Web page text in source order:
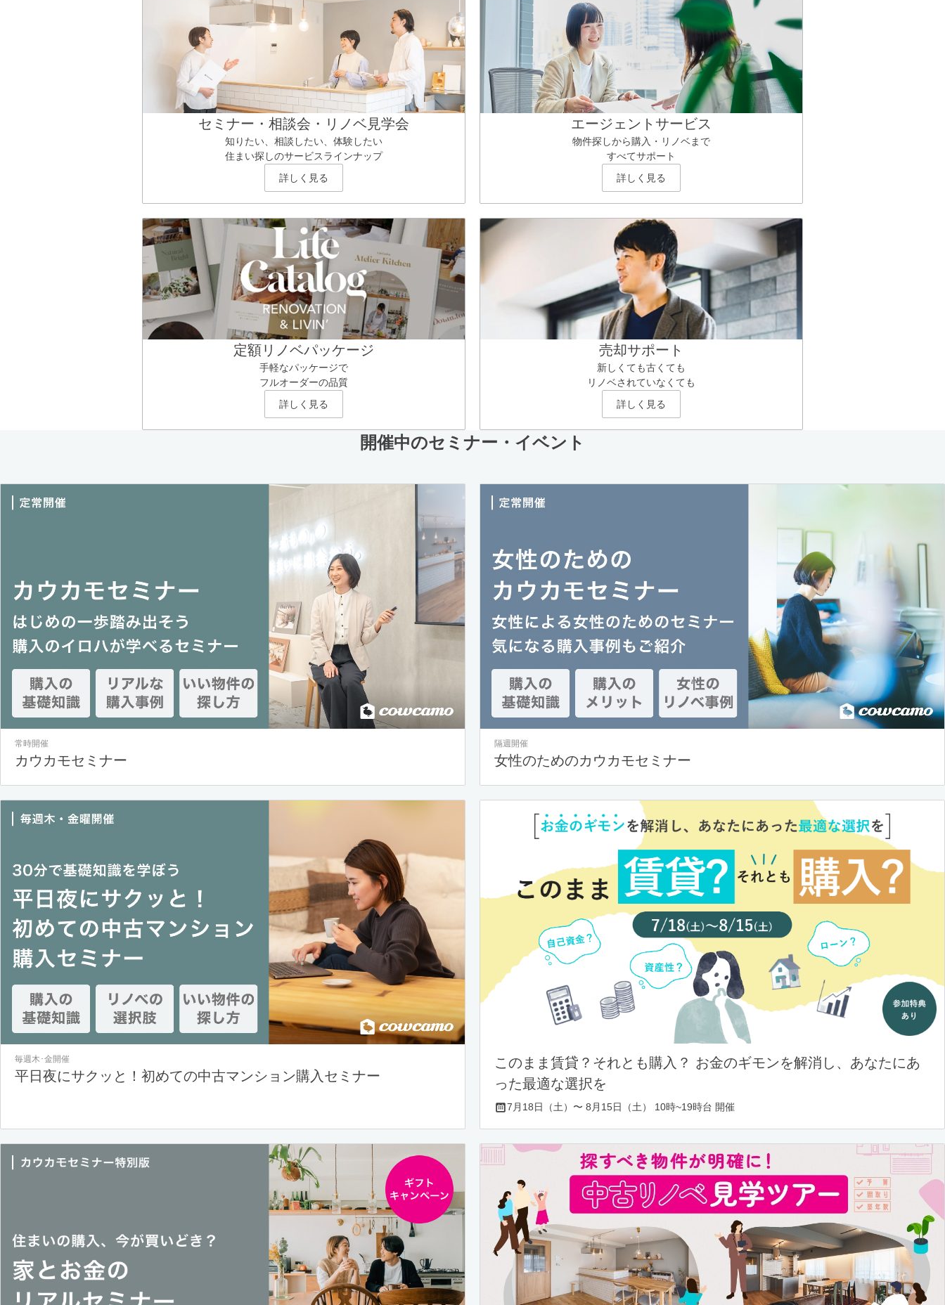
セミナー・相談会・リノベ見学会
知りたい、相談したい、体験したい
住まい探しのサービスラインナップ
詳しく見る
エージェントサービス
物件探しから購入・リノベまで
すべてサポート
詳しく見る
定額リノベパッケージ
手軽なパッケージで
フルオーダーの品質
詳しく見る
売却サポート
新しくても古くても
リノベされていなくても
詳しく見る
開催中のセミナー・イベント
常時開催
カウカモセミナー
隔週開催
女性のためのカウカモセミナー
毎週木･金開催
平日夜にサクッと！初めての中古マンション購入セミナー
このまま賃貸？それとも購入？ お金のギモンを解消し、あなたにあ
った最適な選択を
7月18日（土）〜 8月15日（土） 10時~19時台 開催